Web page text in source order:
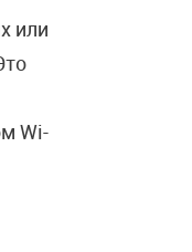
или
Wi-